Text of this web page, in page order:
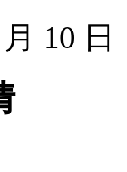
10 日